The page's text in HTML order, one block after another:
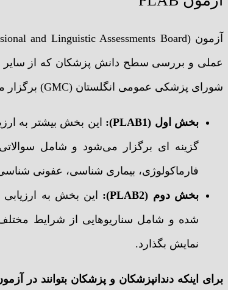
عملی و بررسی سطح دانش پزشکان که از سایر
شورای پزشکی عمومی انگلستان (GMC) برگزار می شود، دارای دو بخش می‌باشد.
بخش اول (PLAB1):
گزینه ای برگزار می‌شود و شامل سوالاتی
فارماکولوژی، بیماری شناسی، عفونی
بخش دوم (PLAB2):
شده و شامل سناریوهایی از شرایط مختلف
نمایش بگذارد.
برای اینکه دندانپزشکان و پزشکان بتوانند